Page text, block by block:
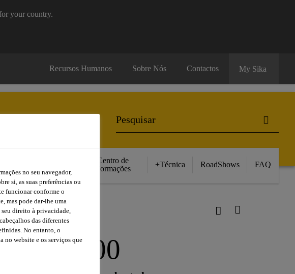
your country.
Recursos Humanos Sobre Nós Contactos My Sika
Centro de
Formações
+Técnica RoadShows FAQ
710 L100
710 L100
no seu navegador,
si, as suas preferências ou
funcionar conforme o
mas pode dar-lhe uma
direito à privacidade,
das diferentes
No entanto, o
no website e os serviços que